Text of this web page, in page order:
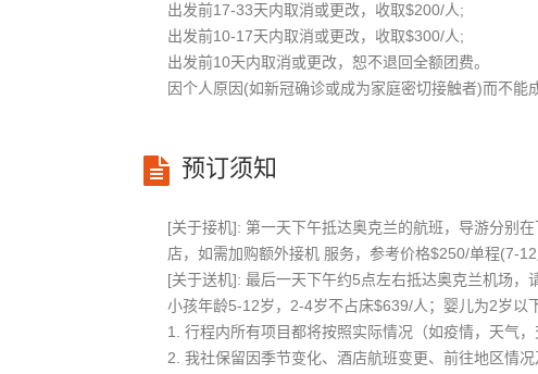
出发前17-33天内取消或更改，收取$200/人;
出发前10-17天内取消或更改，收取$300/人;
出发前10天内取消或更改，恕不退回全额团费。
因个人原因(如新冠确诊或成为家庭密切接触者)而不能
预订须知
[关于接机]: 第一天下午抵达奥克兰的航班，导游分别
店，如需加购额外接机 服务，参考价格$250/单程(7-
[关于送机]: 最后一天下午约5点左右抵达奥克兰机场
小孩年龄5-12岁，2-4岁不占床$639/人；婴儿为2岁以
1. 行程内所有项目都将按照实际情况（如疫情，天气
2. 我社保留因季节变化、酒店航班变更、前往地区情